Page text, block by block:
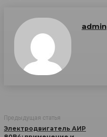
admin
Предыдущая статья
Электродвигатель АИР